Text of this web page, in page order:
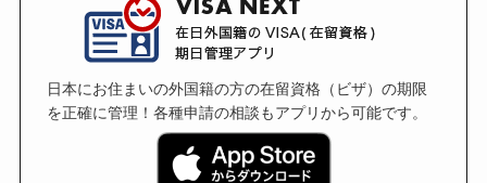
日本にお住まいの外国籍の方の在留資格（ビザ）の期限
を正確に管理！各種申請の相談もアプリから可能です。